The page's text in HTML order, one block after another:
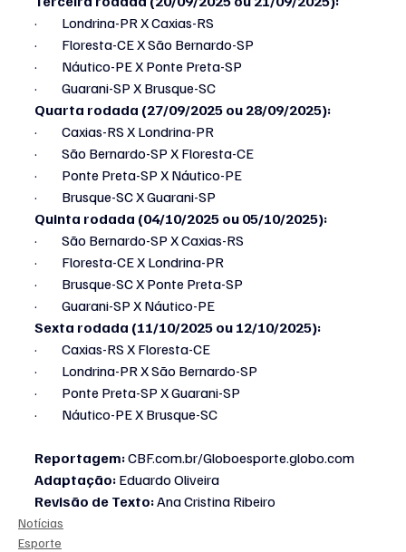
·         Londrina-PR X Caxias-RS
·         Floresta-CE X São Bernardo-SP
·         Náutico-PE X Ponte Preta-SP
·         Guarani-SP X Brusque-SC
Quarta rodada (27/09/2025 ou 28/09/2025):
·         Caxias-RS X Londrina-PR
·         São Bernardo-SP X Floresta-CE
·         Ponte Preta-SP X Náutico-PE
·         Brusque-SC X Guarani-SP
Quinta rodada (04/10/2025 ou 05/10/2025):
·         São Bernardo-SP X Caxias-RS
·         Floresta-CE X Londrina-PR
·         Brusque-SC X Ponte Preta-SP
·         Guarani-SP X Náutico-PE
Sexta rodada (11/10/2025 ou 12/10/2025):
·         Caxias-RS X Floresta-CE
·         Londrina-PR X São Bernardo-SP
·         Ponte Preta-SP X Guarani-SP
·         Náutico-PE X Brusque-SC
Reportagem:CBF.com.br/Globoesporte.globo.com
Adaptação: Eduardo Oliveira
Revisão de Texto: Ana Cristina Ribeiro
Notícias
Esporte